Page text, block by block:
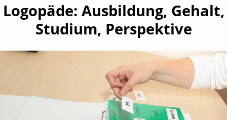
Logopäde: Ausbildung, Gehalt,
Studium, Perspektive